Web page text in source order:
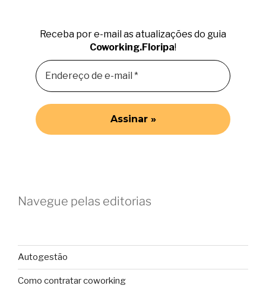
Receba por e-mail as atualizações do guia
Coworking.Floripa!
Navegue pelas editorias
Autogestão
Como contratar coworking